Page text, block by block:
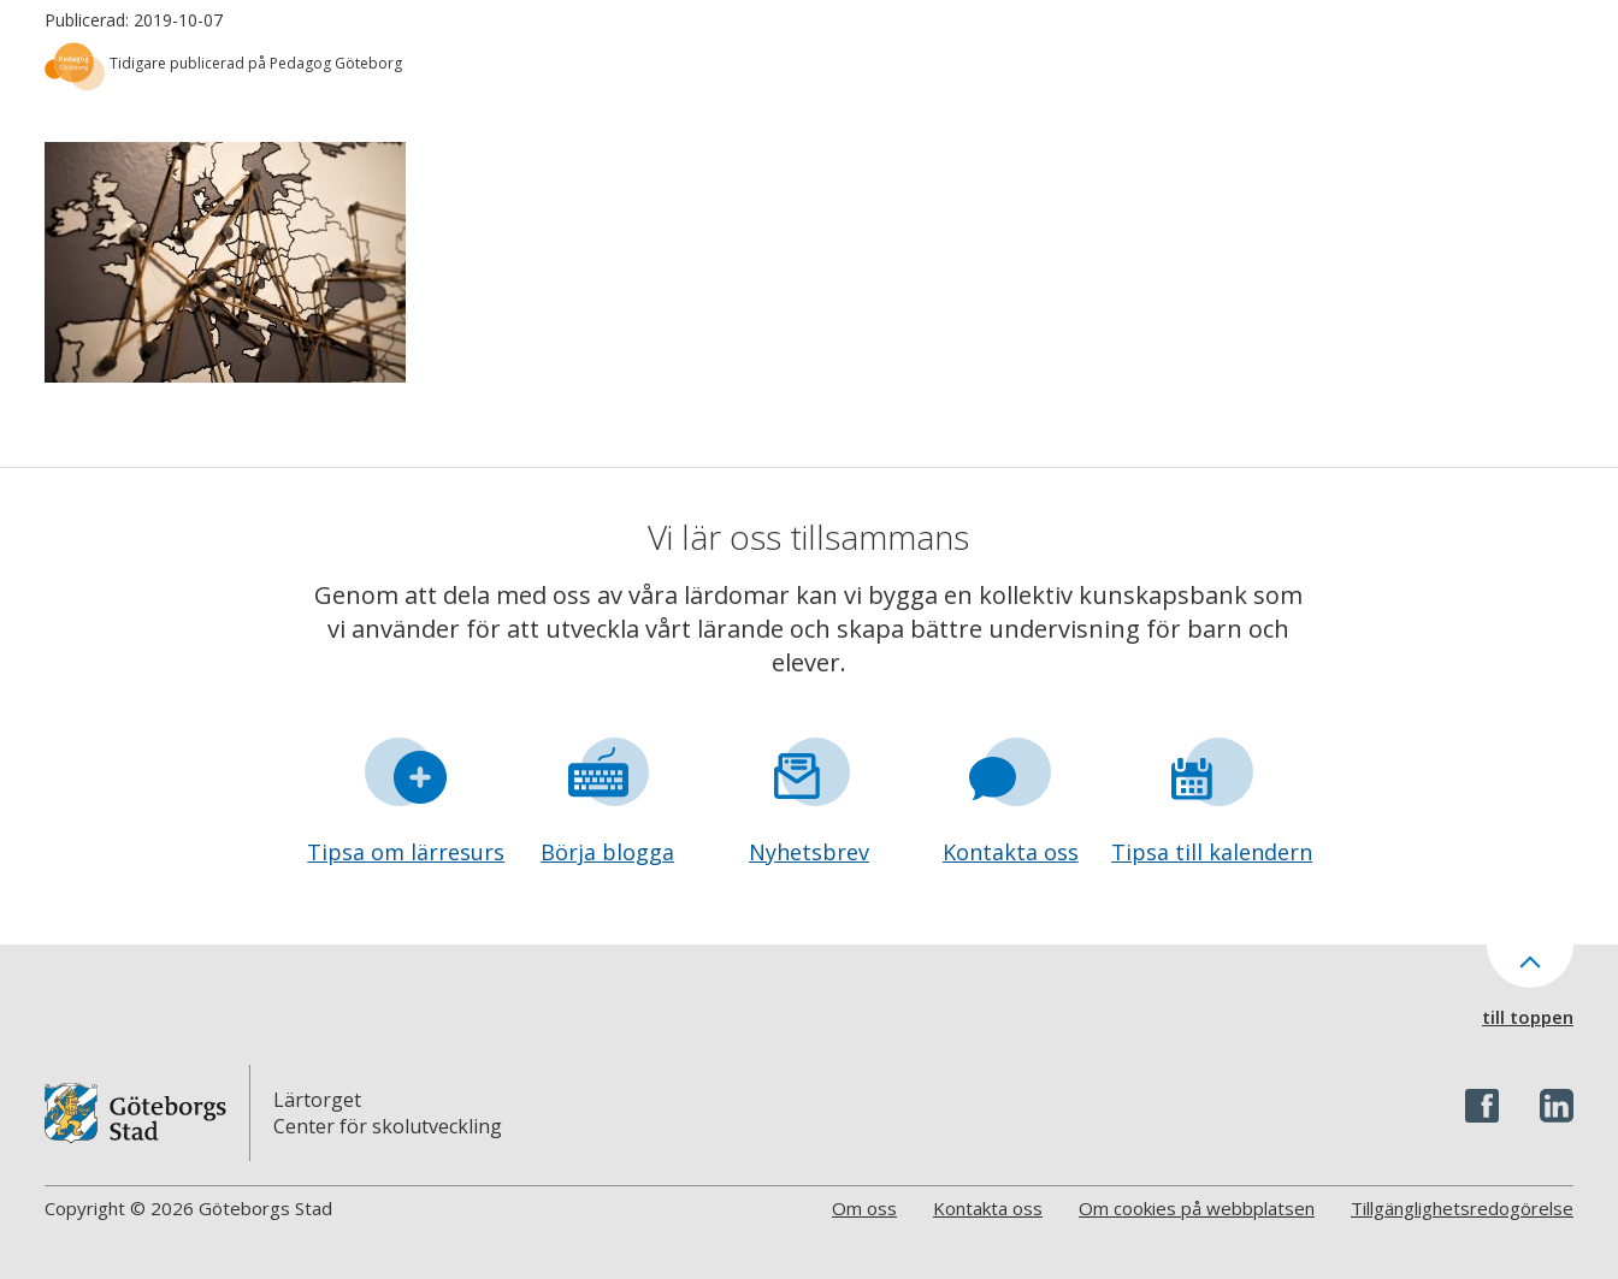
Publicerad: 2019-10-07
Tidigare publicerad på Pedagog Göteborg
Vi lär oss tillsammans
Genom att dela med oss av våra lärdomar kan vi bygga en kollektiv kunskapsbank som
vi använder för att utveckla vårt lärande och skapa bättre undervisning för barn och
elever.
Tipsa om lärresurs Börja blogga Nyhetsbrev Kontakta oss Tipsa till kalendern
till toppen
Lärtorget
Center för skolutveckling
Copyright © 2026 Göteborgs Stad Om oss Kontakta oss Om cookies på webbplatsen Tillgänglighetsredogörelse